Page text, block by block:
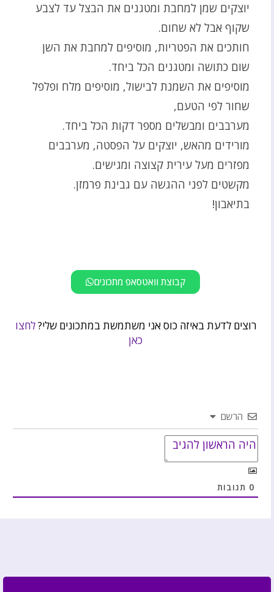
יוצקים שמן למחבת ומטגנים את הבצל עד לצבע
שקוף אבל לא שחום.
חותכים את הפטריות, מוסיפים למחבת את השן
שום כתושה ומטגנים הכל ביחד.
מוסיפים את השמנת לבישול, מוסיפים מלח ופלפל
שחור לפי הטעם,
מערבבים ומבשלים מספר דקות הכל ביחד.
מורידים מהאש, יוצקים על הפסטה, מערבבים
מפזרים מעל עירית קצוצה ומגישים.
מקשטים לפני ההגשה עם גבינת פרמזן.
בתיאבון!
קבוצת וואטסאפ מתכונים
רוצים לדעת באיזה כוס אני משתמשת במתכונים שלי?לחצו
כאן
הרשם
0 תגובות